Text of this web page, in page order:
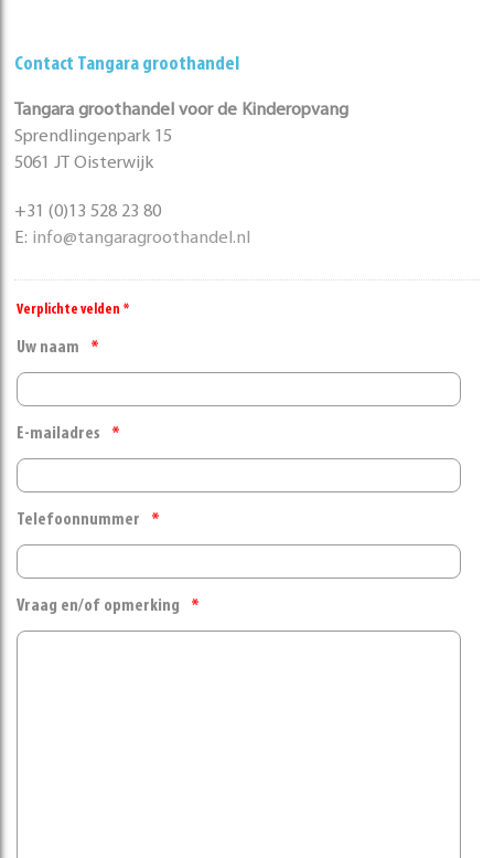
Contact Tangara groothandel
Tangara groothandel voor de Kinderopvang
Sprendlingenpark 15
5061 JT Oisterwijk
+31 (0)13 528 23 80
E: info@tangaragroothandel.nl
Verplichte velden *
Uw naam
E-mailadres
Telefoonnummer
Vraag en/of opmerking